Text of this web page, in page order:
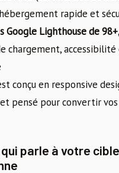
rapide et
Google Lighthouse de 98+
chargement,
conçu en responsive
pensé pour convertir
parle à votre cible